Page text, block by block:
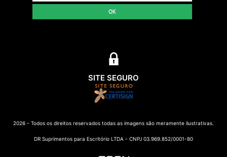
OK
SITE SEGURO
2026 - Todos os direitos reservados todas as imagens são meramente ilustrativas.
DR Suprimentos para Escritório LTDA - CNPJ 03.969.852/0001-80